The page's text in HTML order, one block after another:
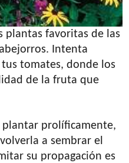
plantas favoritas de las
Intenta
tomates, donde los
de la fruta que
plantar prolíficamente,
a sembrar el
su propagación es